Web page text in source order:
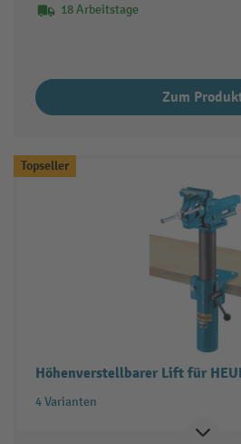
18 Arbeitstage
Zum
Topseller
Höhenverstellbarer Lift für
4 Varianten